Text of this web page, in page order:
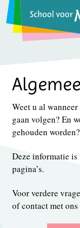
Weet u al
gaan volgen? En
gehouden
Deze informatie
pagina’s.
Voor verdere
of contact met